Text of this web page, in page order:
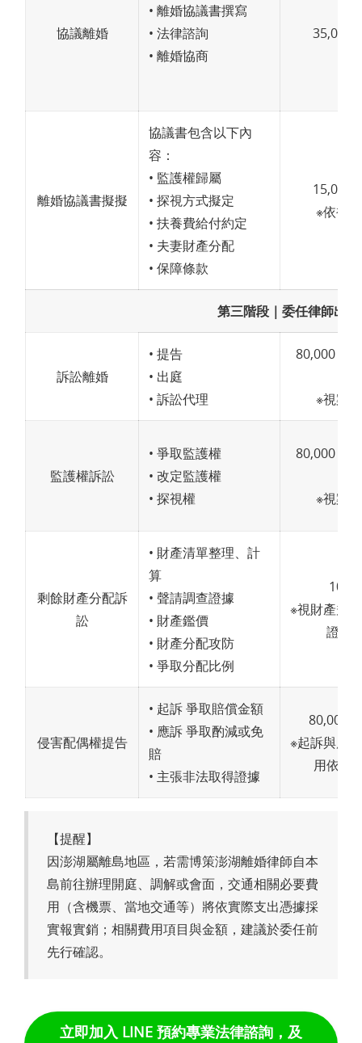
協議離婚
• 離婚協議書撰寫
• 法律諮詢
• 離婚協商
35,000
離婚協議書擬擬
協議書包含以下內
容：
• 監護權歸屬
• 探視方式擬定
• 扶養費給付約定
• 夫妻財產分配
• 保障條款
15,000
※依複
第三階段｜委任律師出
訴訟離婚
• 提告
• 出庭
• 訴訟代理
80,000～
※視案
監護權訴訟
• 爭取監護權
• 改定監護權
• 探視權
80,000～
※視案
剩餘財產分配訴
訟
• 財產清單整理、計
算
• 聲請調查證據
• 財產鑑價
• 財產分配攻防
• 爭取分配比例
※視財產規
證難
侵害配偶權提告
• 起訴 爭取賠償金額
• 應訴 爭取酌減或免
賠
• 主張非法取得證據
80,000
※起訴與應
用依案
【提醒】
因澎湖屬離島地區，若需博策澎湖離婚律師自本
島前往辦理開庭、調解或會面，交通相關必要費
用（含機票、當地交通等）將依實際支出憑據採
實報實銷；相關費用項目與金額，建議於委任前
先行確認。
立即加入 LINE 預約專業法律諮詢，及